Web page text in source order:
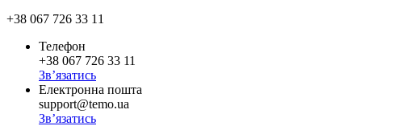
+38 067 726 33 11
Телефон
+38 067 726 33 11
Зв’язатись
Електронна пошта
support@temo.ua
Зв’язатись